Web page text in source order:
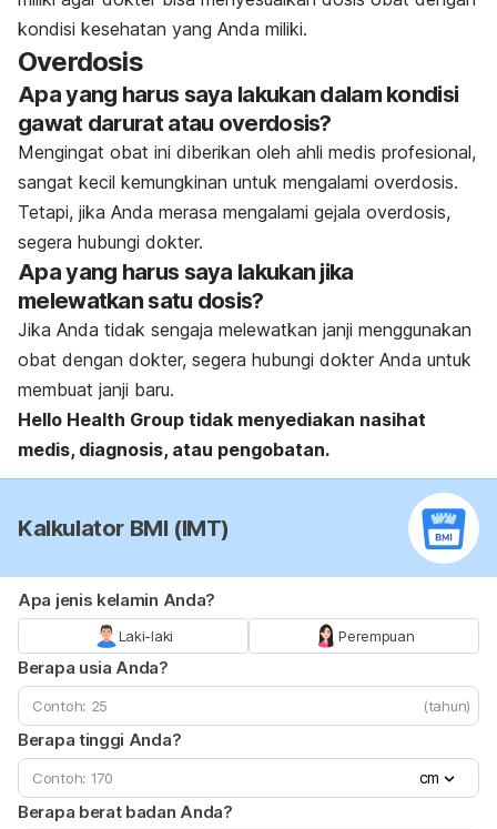
kondisi kesehatan yang Anda miliki.
Overdosis
Apa yang harus saya lakukan dalam kondisi
gawat darurat atau overdosis?
Mengingat obat ini diberikan oleh ahli medis profesional,
sangat kecil kemungkinan untuk mengalami overdosis.
Tetapi, jika Anda merasa mengalami gejala overdosis,
segera hubungi dokter.
Apa yang harus saya lakukan jika
melewatkan satu dosis?
Jika Anda tidak sengaja melewatkan janji menggunakan
obat dengan dokter, segera hubungi dokter Anda untuk
membuat janji baru.
Hello Health Group tidak menyediakan nasihat
medis, diagnosis, atau pengobatan.
Kalkulator BMI (IMT)
Apa jenis kelamin Anda?
Laki-laki Perempuan
Berapa usia Anda?
(tahun)
Berapa tinggi Anda?
cm
Berapa berat badan Anda?